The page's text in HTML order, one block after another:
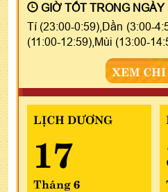
GIỜ TỐT TRONG NGÀY
Tí (23:00-0:59),Dần (3:00-
(11:00-12:59),Mùi (13:00-
XEM
LỊCH DƯƠNG
17
Tháng 6